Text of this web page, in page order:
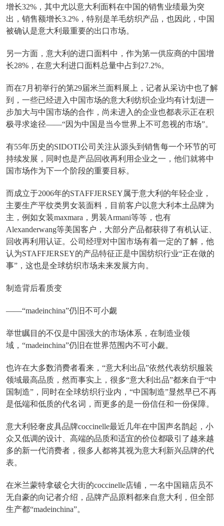
增长32%，其中尤以意大利面料在中国的销售业绩最为突
出，销售额增长3.2%，特别是羊毛纺织产品，也因此，中国
被确认是意大利最重要的出口市场。
另一方面，意大利的进口面料中，作为第一供应商的中国增
长28%，在意大利进口面料总量中占到27.2%。
而在7月初举行的第29届米兰面料展上，记者从采访中也了解
到，一些已经进入中国市场的意大利纺织企业均有计划进一
步加大与中国市场的合作，尚未进入的企业也都表示正在积
极寻求途径——“因为中国是当今世界上不可忽视的市场”。
有55年历史的SIDOTI公司关注从源头到销售每一个环节的可
持续发展，同时也是产品回收再利用企业之一，他们就将中
国市场作为下一个阶段的重要目标。
而成立于2006年的STAFFJERSEY属于意大利的年轻企业，
主要生产平纹类男女装面料，目前客户以意大利本土品牌为
主，例如女装maxmara，男装Armani等等，也有
Alexanderwang等美国客户，大部分产品都获得了有机认证、
回收再利用认证。公司经理对中国市场有着一定的了解，他
认为STAFFJERSEY的产品特征正是中国纺织行业“正在做的
事”，这也是全球纺织市场未来发展方向。
制造背后看质变
——“madeinchina”仍旧不可小觑
举世瞩目的不仅是中国强大的市场体系，在制造业领
域，“madeinchina”仍旧在世界范围内不可小觑。
也许在大多数消费者看来，“意大利出品”依然代表纺织服装
领域最高品质，然而事实上，很多“意大利出品”都来自于“中
国制造”，同时在全球纺织行业内，“中国制造”显然早已不再
是低端和低质的代名词，而更多的是一份信任和一份保障。
意大利轻奢皮具品牌coccinelle最近几年在中国声名鹊起，小
众又低调的设计、高端的品质和适宜的价位都吸引了越来越
多的新一代消费者，很多人都将其视为意大利新兴品牌的代
表。
在米兰蒙特拿破仑大街的coccinelle店铺，一名中国籍店员不
无自豪的向记者介绍，品牌产品原料都来自意大利，但全部
生产都“madeinchina”。